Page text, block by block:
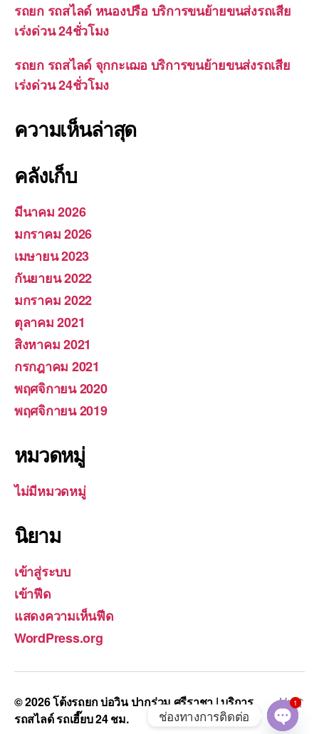
รถยก รถสไลด์ หนองปรือ บริการขนย้ายขนส่งรถเสีย
เร่งด่วน 24ชั่วโมง
รถยก รถสไลด์ จุกกะเฌอ บริการขนย้ายขนส่งรถเสีย
เร่งด่วน 24ชั่วโมง
ความเห็นล่าสุด
คลังเก็บ
มีนาคม 2026
มกราคม 2026
เมษายน 2023
กันยายน 2022
มกราคม 2022
ตุลาคม 2021
สิงหาคม 2021
กรกฎาคม 2021
พฤศจิกายน 2020
พฤศจิกายน 2019
หมวดหมู่
ไม่มีหมวดหมู่
นิยาม
เข้าสู่ระบบ
เข้าฟีด
แสดงความเห็นฟีด
WordPress.org
© 2026โต้งรถยก บ่อวิน ปากร่วม ศรีราชา | บริการ
รถสไลด์ รถเฮี๊ยบ 24 ชม.
Up↑
ช่องทางการติดต่อ
1